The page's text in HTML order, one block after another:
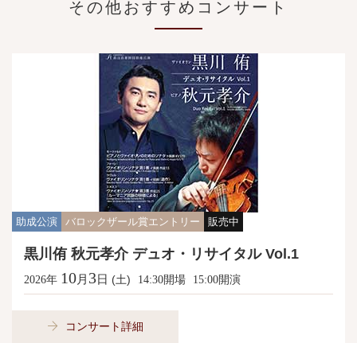
その他おすすめコンサート
助成公演 バロックザール賞エントリー 販売中
黒川侑 秋元孝介 デュオ・リサイタル Vol.1
2026年 10月 3日 (土) 14:30開場 15:00開演
コンサート詳細